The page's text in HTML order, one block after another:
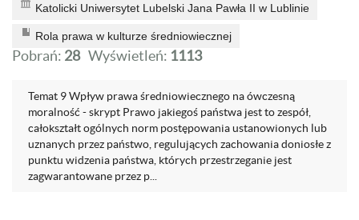
Katolicki Uniwersytet Lubelski Jana Pawła II w Lublinie
Rola prawa w kulturze średniowiecznej
Pobrań: 28 Wyświetleń: 1113
Temat 9 Wpływ prawa średniowiecznego na ówczesną
moralność - skrypt Prawo jakiegoś państwa jest to zespół,
całokształt ogólnych norm postępowania ustanowionych lub
uznanych przez państwo, regulujących zachowania doniosłe z
punktu widzenia państwa, których przestrzeganie jest
zagwarantowane przez p...